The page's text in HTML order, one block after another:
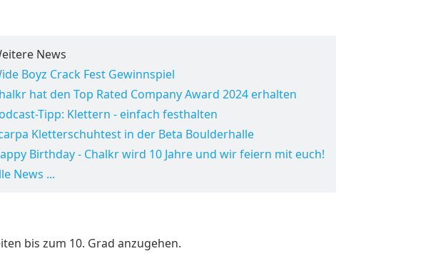
News
Boyz Crack Fest Gewinnspiel
hat den Top Rated Company Award 2024 erhalten
Tipp: Klettern - einfach festhalten
Kletterschuhtest in der Beta Boulderhalle
Birthday - Chalkr wird 10 Jahre und wir feiern mit euch!
News ...
bis zum 10. Grad anzugehen.